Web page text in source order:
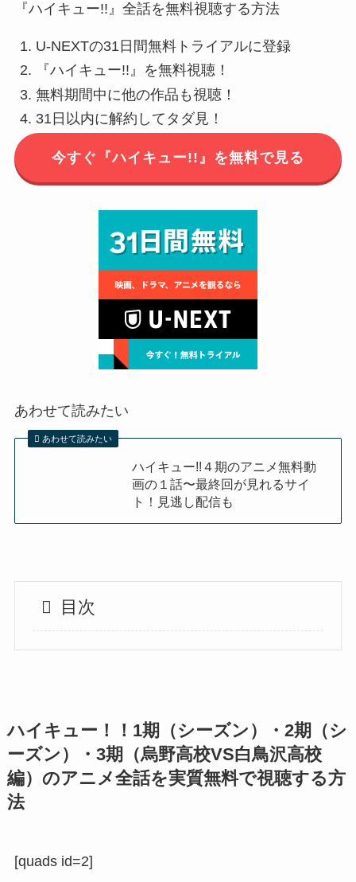
『ハイキュー!!』全話を無料視聴する方法
U-NEXTの31日間無料トライアルに登録
『ハイキュー!!』を無料視聴！
無料期間中に他の作品も視聴！
31日以内に解約してタダ見！
今すぐ『ハイキュー!!』を無料で見る
あわせて読みたい
あわせて読みたい
ハイキュー!!４期のアニメ無料動
画の１話〜最終回が見れるサイ
ト！見逃し配信も
目次
ハイキュー！！1期（シーズン）・2期（シ
ーズン）・3期（烏野高校VS白鳥沢高校
編）のアニメ全話を実質無料で視聴する方
法
[quads id=2]